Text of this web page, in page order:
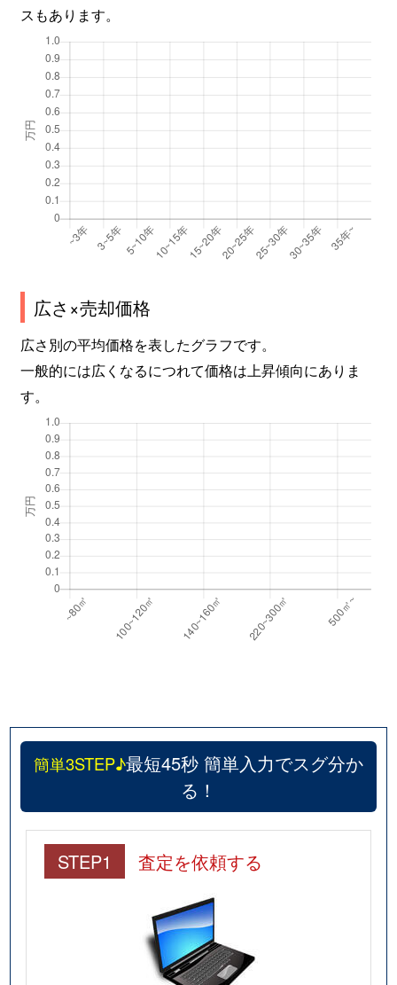
スもあります。
広さ×売却価格
広さ別の平均価格を表したグラフです。
一般的には広くなるにつれて価格は上昇傾向にありま
す。
簡単3STEP♪最短45秒 簡単入力でスグ分か
る！
STEP1 査定を依頼する